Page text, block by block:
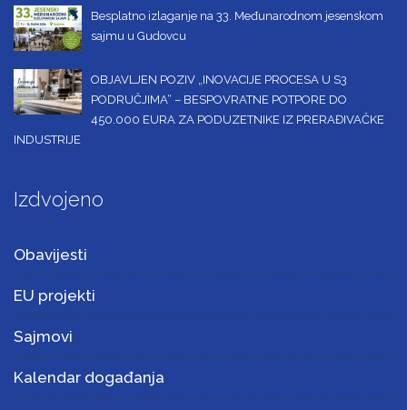
Besplatno izlaganje na 33. Međunarodnom jesenskom
sajmu u Gudovcu
OBJAVLJEN POZIV „INOVACIJE PROCESA U S3
PODRUČJIMA“ – BESPOVRATNE POTPORE DO
450.000 EURA ZA PODUZETNIKE IZ PRERAĐIVAČKE
INDUSTRIJE
Izdvojeno
Obavijesti
EU projekti
Sajmovi
Kalendar događanja